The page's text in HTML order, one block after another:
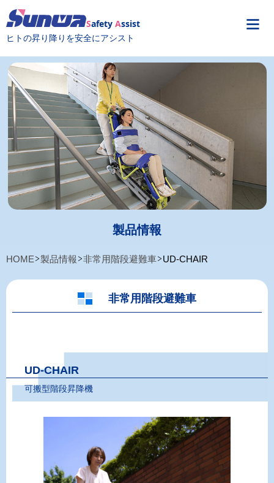
Safety Assist
ヒトの昇り降りを安全にアシスト
製品情報
HOME 製品情報 非常用階段避難車 UD-CHAIR
非常用階段避難車
UD-CHAIR
可搬型階段昇降機